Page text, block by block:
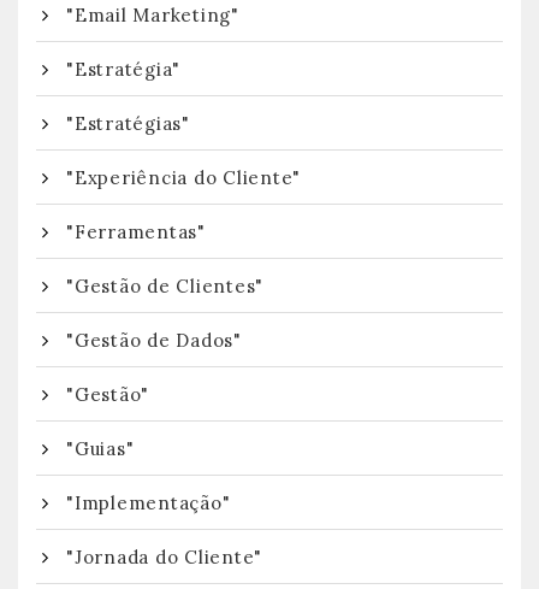
"Email Marketing"
"Estratégia"
"Estratégias"
"Experiência do Cliente"
"Ferramentas"
"Gestão de Clientes"
"Gestão de Dados"
"Gestão"
"Guias"
"Implementação"
"Jornada do Cliente"